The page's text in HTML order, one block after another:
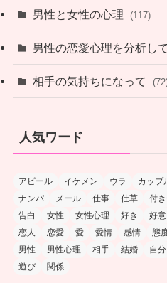
男性と女性の心理 (117)
男性の恋愛心理を分析し
相手の気持ちになって
人気ワード
アピール イケメン ウラ カップ
ナンパ
メール 仕事 仕草 付き
告白
女性 女性心理 好き 好意
恋人
恋愛 愛 愛情 感情 態
男性
男性心理 相手 結婚 自分
遊び
関係